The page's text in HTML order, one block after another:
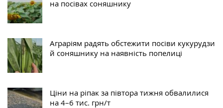
на посівах соняшнику
Аграріям радять обстежити посіви кукурудзи
й соняшнику на наявність попелиці
Ціни на ріпак за півтора тижня обвалилися
на 4–6 тис. грн/т